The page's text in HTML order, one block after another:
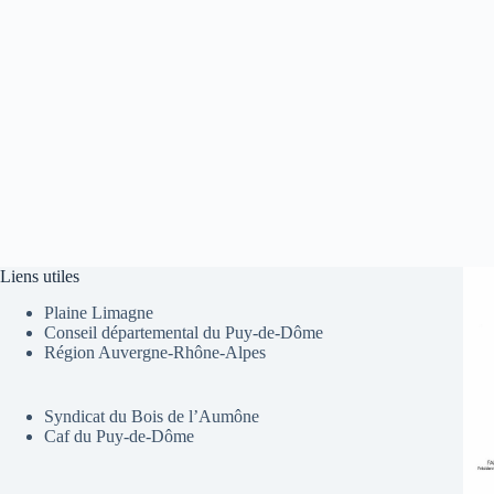
Liens utiles
Plaine Limagne
Conseil départemental du Puy-de-Dôme
Région Auvergne-Rhône-Alpes
Syndicat du Bois de l’Aumône
Caf du Puy-de-Dôme